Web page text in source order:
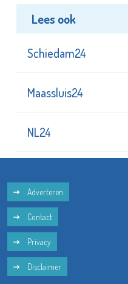
Lees ook
Schiedam24
Maassluis24
NL24
Adverteren
Contact
Privacy
Disclaimer